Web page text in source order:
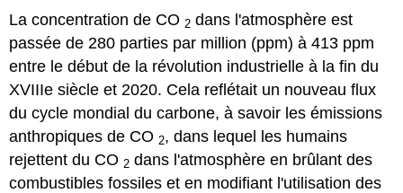
La concentration de CO 2 dans l'atmosphère est
passée de 280 parties par million (ppm) à 413 ppm
entre le début de la révolution industrielle à la fin du
XVIIIe siècle et 2020. Cela reflétait un nouveau flux
du cycle mondial du carbone, à savoir les émissions
anthropiques de CO 2, dans lequel les humains
rejettent du CO 2 dans l'atmosphère en brûlant des
combustibles fossiles et en modifiant l'utilisation des